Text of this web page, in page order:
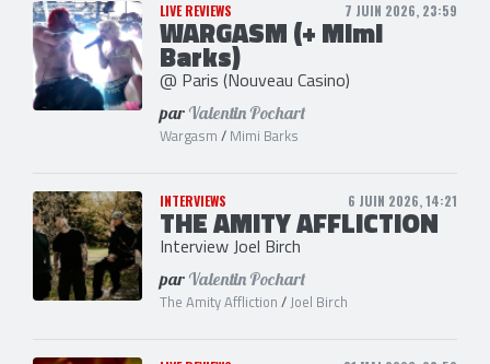
LIVE REVIEWS 7 JUIN 2026, 23:59
WARGASM (+ Mimi
Barks)
@ Paris (Nouveau Casino)
par Valentin Pochart
Wargasm / Mimi Barks
INTERVIEWS 6 JUIN 2026, 14:21
THE AMITY AFFLICTION
Interview Joel Birch
par Valentin Pochart
The Amity Affliction /Joel Birch